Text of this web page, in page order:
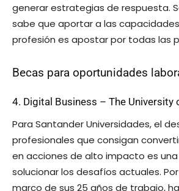
generar estrategias de respuesta.
sabe que aportar a las
profesión es apostar por todas las
Becas para oportunidades
4. Digital Business – The University
Para Santander Universidades, el
profesionales que consigan
en acciones de alto impacto es
solucionar los desafíos actuales.
marco de sus 25 años de trabajo,